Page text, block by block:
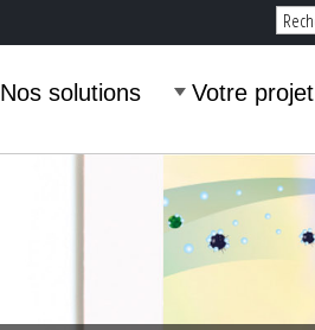
Nos solutions Votre projet